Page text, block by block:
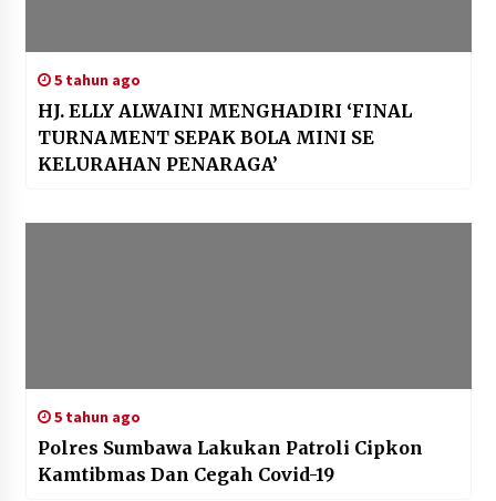
5 tahun ago
HJ. ELLY ALWAINI MENGHADIRI ‘FINAL
TURNAMENT SEPAK BOLA MINI SE
KELURAHAN PENARAGA’
5 tahun ago
Polres Sumbawa Lakukan Patroli Cipkon
Kamtibmas Dan Cegah Covid-19